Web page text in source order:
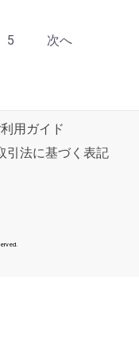
5 次へ
用ガイド
引法に基づく表記